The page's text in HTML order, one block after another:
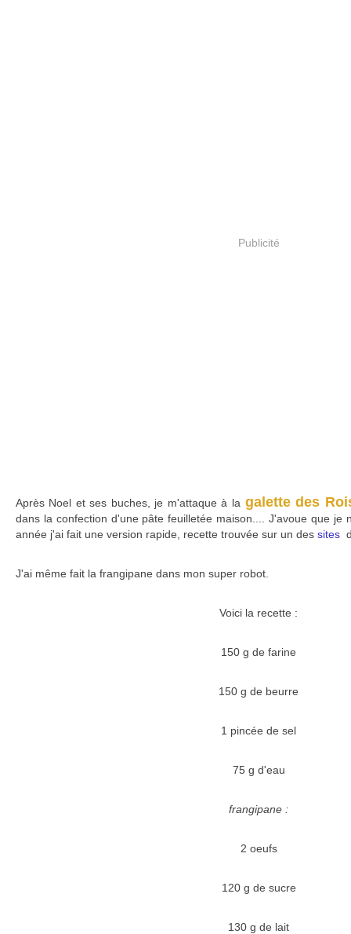
Publicité
Après Noel et ses buches, je m'attaque à lagalette des
dans la confection d'une pâte feuilletée maison.... J'avoue que je
année j'ai fait une version rapide, recette trouvée sur un des sites
J'ai même fait la frangipane dans mon super robot.
Voici la recette :
150 g de farine
150 g de beurre
1 pincée de sel
75 g d'eau
frangipane :
2 oeufs
120 g de sucre
130 g de lait